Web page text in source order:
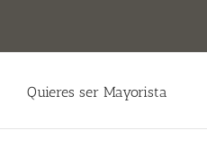
Quieres ser Mayorista